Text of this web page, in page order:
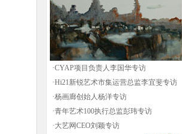
·CYAP项目负责人李国华专访
·Hi21新锐艺术市集运营总监李宜斐专访
·杨画廊创始人杨洋专访
·青年艺术100执行总监彭玮专访
·大艺网CEO刘颖专访